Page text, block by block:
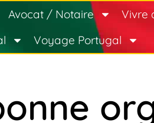
Avocat / Notaire Vivre
Voyage Portugal